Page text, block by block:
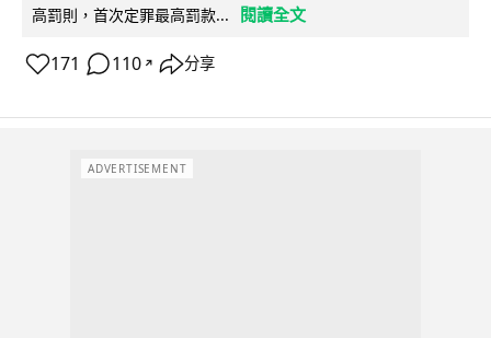
高罰則，首次定罪最高罰款...
閱讀全文
171 110 ↗ 分享
ADVERTISEMENT